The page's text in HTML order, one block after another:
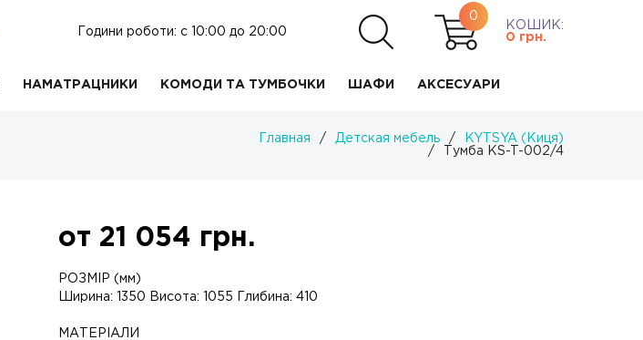
Години роботи: c 10:00 до 20:00
0
КОШИК:
0 грн.
НАМАТРАЦНИКИ КОМОДИ ТА ТУМБОЧКИ ШАФИ АКСЕСУАРИ
Главная / Детская мебель /
KYTSYA (Киця)
/
Тумба KS-T-002/4
от 21 054 грн.
РОЗМІР (мм)
Ширина: 1350 Висота: 1055 Глибина: 410
МАТЕРІАЛИ